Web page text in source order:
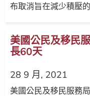
布取消旨在減少積壓
美國公民及移民
長60天
28 9 月, 2021
美國公民及移民服務